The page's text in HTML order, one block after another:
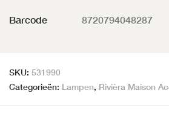
Barcode 8720794048287
SKU: 531990
Categorieën: Lampen, Rivièra Maison